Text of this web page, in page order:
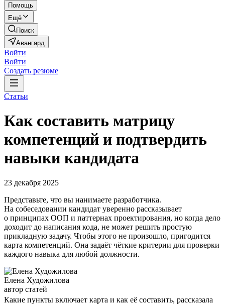
Помощь
Ещё
Поиск
Авангард
Войти
Войти
Создать резюме
Статьи
Как составить матрицу
компетенций и подтвердить
навыки кандидата
23 декабря 2025
Представьте, что вы нанимаете разработчика.
На собеседовании кандидат уверенно рассказывает
о принципах ООП и паттернах проектирования, но когда дело
доходит до написания кода, не может решить простую
прикладную задачу. Чтобы этого не произошло, пригодится
карта компетенций. Она задаёт чёткие критерии для проверки
каждого навыка для любой должности.
Елена Художилова
автор статей
Какие пункты включает карта и как её составить, рассказала